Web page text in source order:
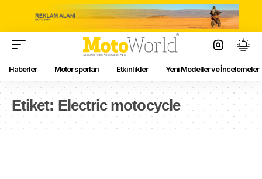
Haberler Motor sporları Etkinlikler Yeni Modeller ve İncelemeler
Etiket: Electric motocycle